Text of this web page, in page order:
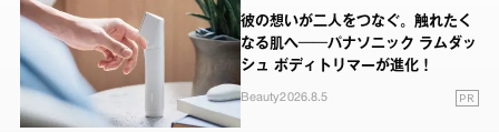
彼の想いが二人をつなぐ。触れたく
なる肌へ──パナソニック ラムダッ
シュ ボディトリマーが進化！
Beauty2026.8.5 PR